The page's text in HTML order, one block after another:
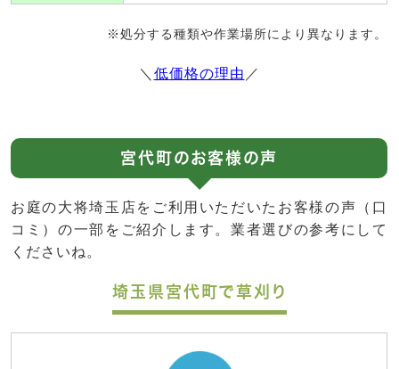
※処分する種類や作業場所により異なります。
＼ 低価格の理由 ／
宮代町のお客様の声
お庭の大将埼玉店をご利用いただいたお客様の声（口
コミ）の一部をご紹介します。業者選びの参考にして
くださいね。
埼玉県宮代町で草刈り